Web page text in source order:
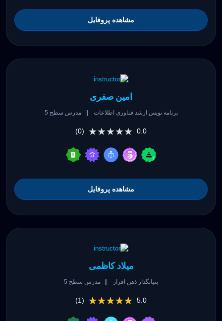
مشاهده پروفایل
امین صفری
برنامه نویس ارشد فناوری اطلاعات || مدرس سطح 5
0.0
★★★★★
★★★★★
(0)
مشاهده پروفایل
میلاد کاظمی
بنیانگذار ذهن افزار || مدرس سطح 5
5.0
★★★★★
★★★★★
(1)